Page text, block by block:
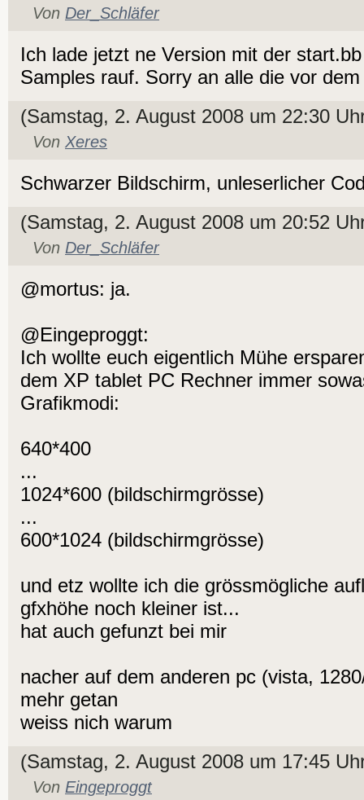
Von Der_Schläfer
Ich lade jetzt ne Version mit der
Samples rauf. Sorry an alle die vor
(Samstag, 2. August 2008 um 22:30
Von Xeres
Schwarzer Bildschirm, unleserlicher
(Samstag, 2. August 2008 um 20:52
Von Der_Schläfer
@mortus: ja.
@Eingeproggt:
Ich wollte euch eigentlich Mühe
dem XP tablet PC Rechner immer
Grafikmodi:
640*400
...
1024*600 (bildschirmgrösse)
...
600*1024 (bildschirmgrösse)
und etz wollte ich die grössmögliche
gfxhöhe noch kleiner ist...
hat auch gefunzt bei mir
nacher auf dem anderen pc (vista,
mehr getan
weiss nich warum
(Samstag, 2. August 2008 um 17:45
Von Eingeproggt